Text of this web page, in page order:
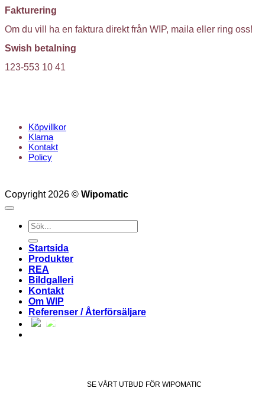
Fakturering
Om du vill ha en faktura direkt från WIP, maila eller ring oss!
Swish betalning
123-553 10 41
Köpvillkor
Klarna
Kontakt
Policy
Copyright 2026 © Wipomatic
Sök
efter:
Startsida
Produkter
REA
Bildgalleri
Kontakt
Om WIP
Referenser / Återförsäljare
SE VÅRT UTBUD FÖR WIPOMATIC